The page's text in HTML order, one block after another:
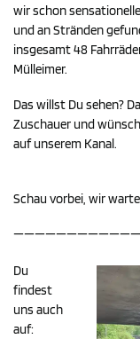
wir schon
und an Stränden
insgesamt 48
Mülleimer.
Das willst Du sehen?
Zuschauer und
auf unserem Kanal.
Schau vorbei, wir
Du
findest
uns auch
auf: